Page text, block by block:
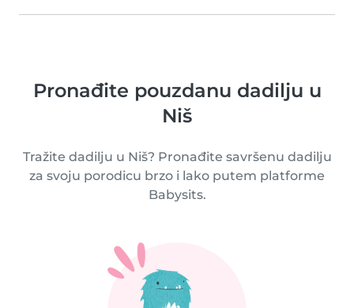
Pronađite pouzdanu dadilju u
Niš
Tražite dadilju u Niš? Pronađite savršenu dadilju
za svoju porodicu brzo i lako putem platforme
Babysits.